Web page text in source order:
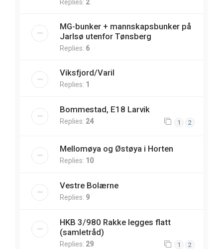
Replies: 2
MG-bunker + mannskapsbunker på
Jarlsø utenfor Tønsberg
Replies: 6
Viksfjord/Varil
Replies: 1
Bommestad, E18 Larvik
Replies: 24 1 2
Mellomøya og Østøya i Horten
Replies: 10
Vestre Bolærne
Replies: 9
HKB 3/980 Rakke legges flatt
(samletråd)
Replies: 29 1 2